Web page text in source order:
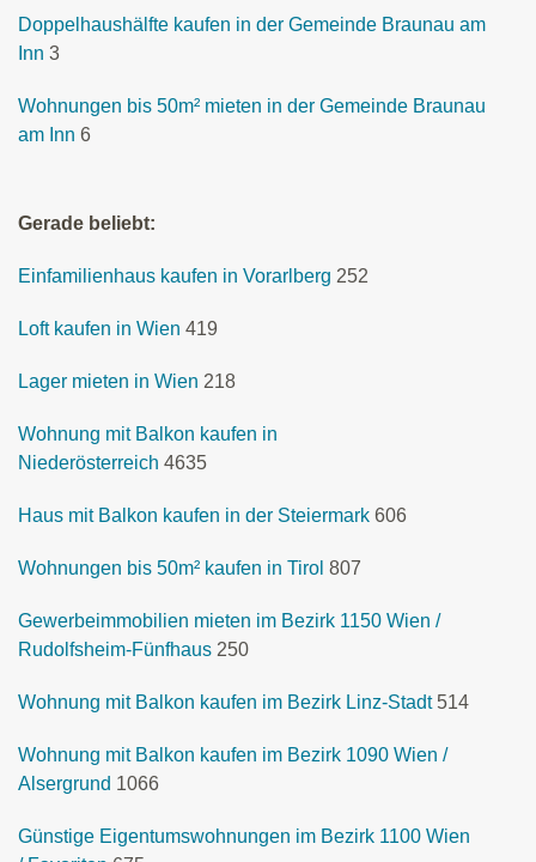
Doppelhaushälfte kaufen in der Gemeinde Braunau am
Inn 3
Wohnungen bis 50m² mieten in der Gemeinde Braunau
am Inn 6
Gerade beliebt:
Einfamilienhaus kaufen in Vorarlberg 252
Loft kaufen in Wien 419
Lager mieten in Wien 218
Wohnung mit Balkon kaufen in
Niederösterreich 4635
Haus mit Balkon kaufen in der Steiermark 606
Wohnungen bis 50m² kaufen in Tirol 807
Gewerbeimmobilien mieten im Bezirk 1150 Wien /
Rudolfsheim-Fünfhaus 250
Wohnung mit Balkon kaufen im Bezirk Linz-Stadt 514
Wohnung mit Balkon kaufen im Bezirk 1090 Wien /
Alsergrund 1066
Günstige Eigentumswohnungen im Bezirk 1100 Wien